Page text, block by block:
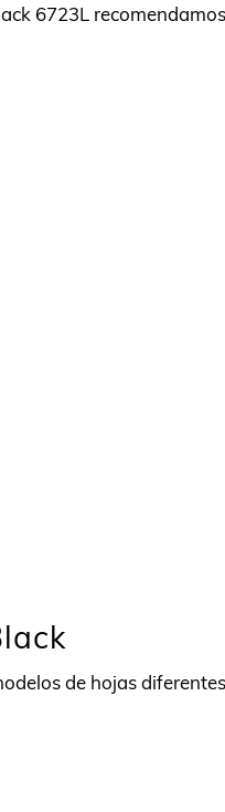
6723L recomendamos
de hojas